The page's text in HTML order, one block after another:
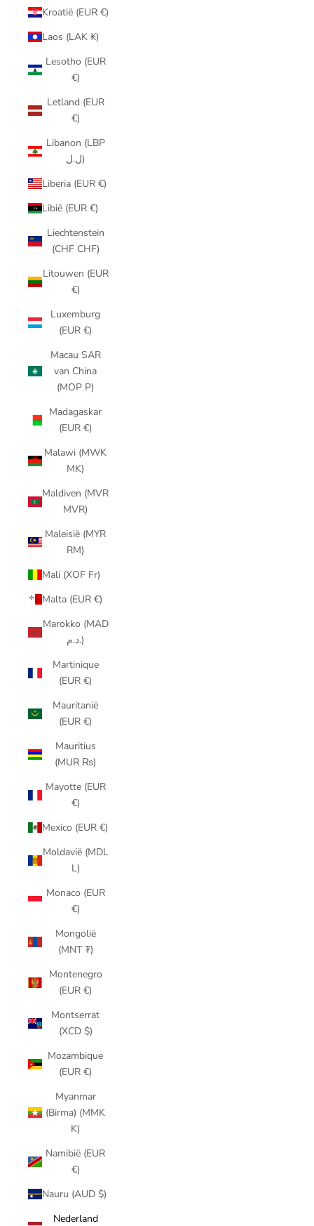
Kroatië (EUR €)
Laos (LAK ₭)
Lesotho (EUR
€)
Letland (EUR
€)
Libanon (LBP
ل.ل)
Liberia (EUR €)
Libië (EUR €)
Liechtenstein
(CHF CHF)
Litouwen (EUR
€)
Luxemburg
(EUR €)
Macau SAR
van China
(MOP P)
Madagaskar
(EUR €)
Malawi (MWK
MK)
Maldiven (MVR
MVR)
Maleisië (MYR
RM)
Mali (XOF Fr)
Malta (EUR €)
Marokko (MAD
د.م.)
Martinique
(EUR €)
Mauritanië
(EUR €)
Mauritius
(MUR ₨)
Mayotte (EUR
€)
Mexico (EUR €)
Moldavië (MDL
L)
Monaco (EUR
€)
Mongolië
(MNT ₮)
Montenegro
(EUR €)
Montserrat
(XCD $)
Mozambique
(EUR €)
Myanmar
(Birma) (MMK
K)
Namibië (EUR
€)
Nauru (AUD $)
Nederland